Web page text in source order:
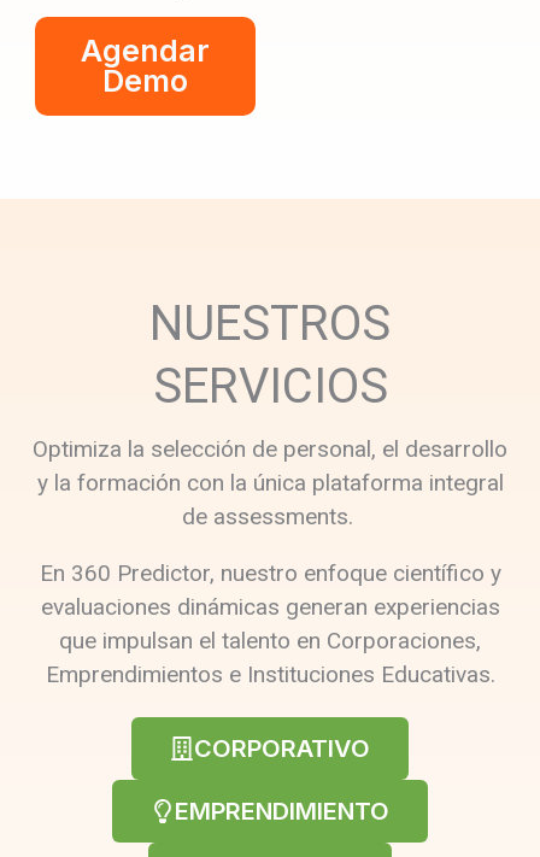
Agendar
Demo
NUESTROS
SERVICIOS
Optimiza la selección de personal, el desarrollo
y la formación con la única plataforma integral
de assessments.
En 360 Predictor, nuestro enfoque científico y
evaluaciones dinámicas generan experiencias
que impulsan el talento en Corporaciones,
Emprendimientos e Instituciones Educativas.
CORPORATIVO
EMPRENDIMIENTO